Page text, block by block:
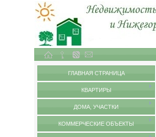
ГЛАВНАЯ СТРАНИЦА
КВАРТИРЫ
ДОМА, УЧАСТКИ
КОММЕРЧЕСКИЕ ОБЪЕКТЫ